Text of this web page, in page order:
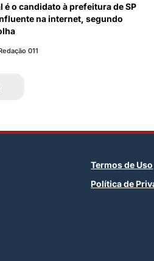
é o candidato à prefeitura de SP
na internet, segundo
011
Termos de Uso
Política de